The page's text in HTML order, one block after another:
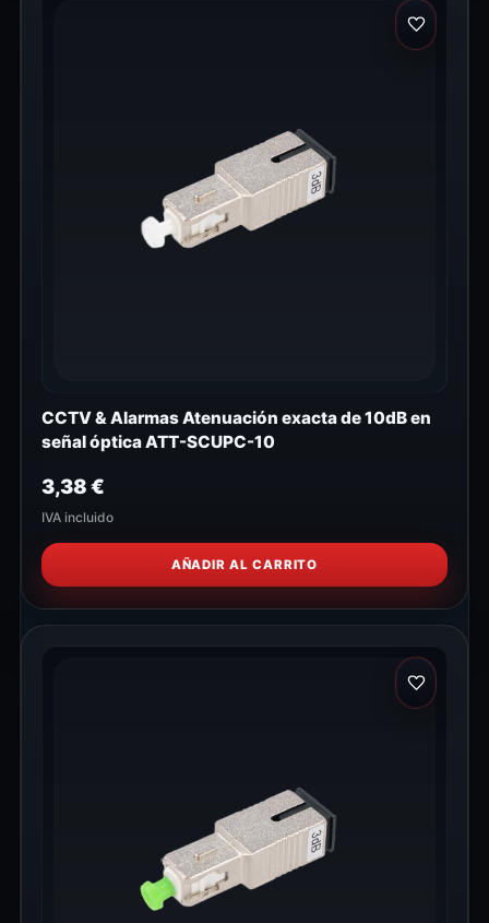
CCTV & Alarmas Atenuación exacta de 10dB en
señal óptica ATT-SCUPC-10
3,38€
IVA incluido
AÑADIR AL CARRITO